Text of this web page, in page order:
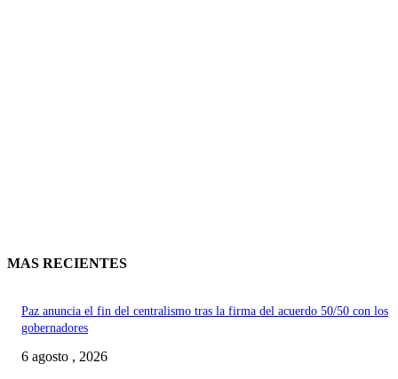
MAS RECIENTES
Paz anuncia el fin del centralismo tras la firma del acuerdo 50/50 con los
gobernadores
6 agosto , 2026